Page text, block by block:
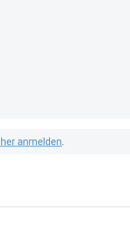
anmelden